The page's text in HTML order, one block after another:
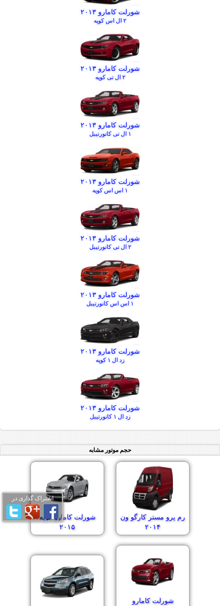
شورلت کامارو ۲۰۱۳
۲ ال اس کوپه
شورلت کامارو ۲۰۱۳
۲ ال تی کوپه
شورلت کامارو ۲۰۱۳
۱ ال تی کانورتیبل
شورلت کامارو ۲۰۱۳
۱ اس اس کوپه
شورلت کامارو ۲۰۱۳
۲ ال تی کانورتیبل
شورلت کامارو ۲۰۱۳
۱ اس اس کانورتیبل
شورلت کامارو ۲۰۱۳
زد ال ۱ کوپه
شورلت کامارو ۲۰۱۳
زد ال ۱ کانورتیبل
حجم موتور مشابه
رم پرو مستر کارگو ون
۲۰۱۴
شورلت کامارو کوپه
۲۰۱۵
شورلت کامارو
اشتراک گذاری در